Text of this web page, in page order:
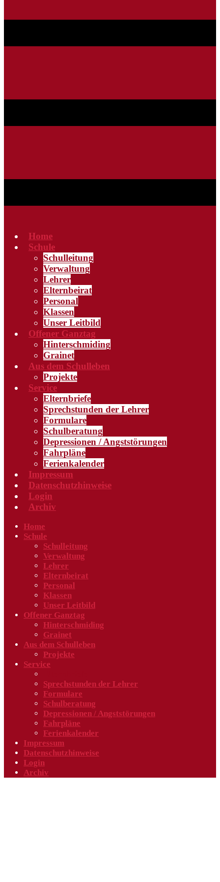
Home
Schule
Schulleitung
Verwaltung
Lehrer
Elternbeirat
Personal
Klassen
Unser Leitbild
Offener Ganztag
Hinterschmiding
Grainet
Aus dem Schulleben
Projekte
Service
Elternbriefe
Sprechstunden der Lehrer
Formulare
Schulberatung
Depressionen / Angststörungen
Fahrpläne
Ferienkalender
Impressum
Datenschutzhinweise
Login
Archiv
Home
Schule
Schulleitung
Verwaltung
Lehrer
Elternbeirat
Personal
Klassen
Unser Leitbild
Offener Ganztag
Hinterschmiding
Grainet
Aus dem Schulleben
Projekte
Service
Sprechstunden der Lehrer
Formulare
Schulberatung
Depressionen / Angststörungen
Fahrpläne
Ferienkalender
Impressum
Datenschutzhinweise
Login
Archiv